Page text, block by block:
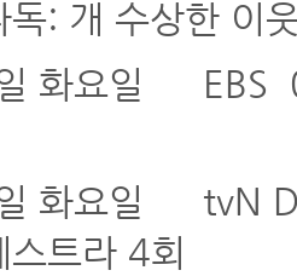
독: 개 수상한
화요일
EBS
화요일
tvN
스트라 4회